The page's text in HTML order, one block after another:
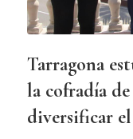
Tarragona
la cofradía de
diversificar